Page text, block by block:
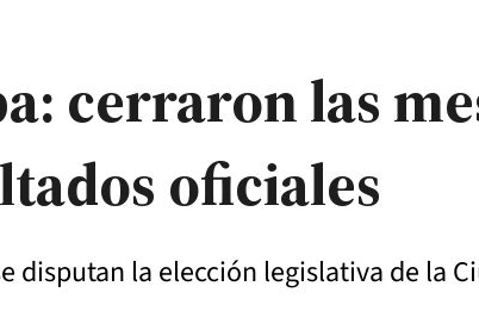
cerraron las
oficiales
disputan la elección legislativa de la